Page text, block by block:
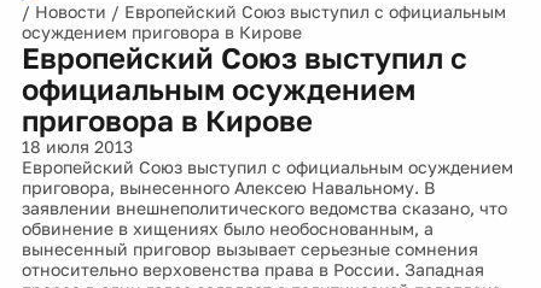
/ Новости / Европейский Союз выступил с официальным
осуждением приговора в Кирове
Европейский Союз выступил с
официальным осуждением
приговора в Кирове
18 июля 2013
Европейский Союз выступил с официальным осуждением
приговора, вынесенного Алексею Навальному. В
заявлении внешнеполитического ведомства сказано, что
обвинение в хищениях было необоснованным, а
вынесенный приговор вызывает серьезные сомнения
относительно верховенства права в России. Западная